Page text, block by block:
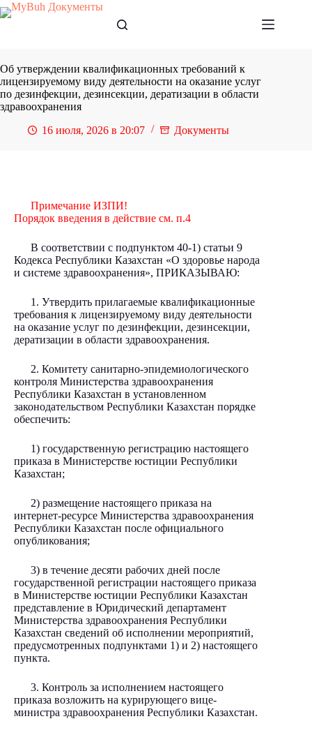
Перейти
к
Об утверждении квалификационных требований к
лицензируемому виду деятельности на оказание услуг
по дезинфекции, дезинсекции, дератизации в области
здравоохранения
16 июля, 2026 в 20:07
Документы
Примечание ИЗПИ!
Порядок введения в действие см. п.4
В соответствии с подпунктом 40-1) статьи 9
Кодекса Республики Казахстан «О здоровье народа
и системе здравоохранения», ПРИКАЗЫВАЮ:
1. Утвердить прилагаемые квалификационные
требования к лицензируемому виду деятельности
на оказание услуг по дезинфекции, дезинсекции,
дератизации в области здравоохранения.
2. Комитету санитарно-эпидемиологического
контроля Министерства здравоохранения
Республики Казахстан в установленном
законодательством Республики Казахстан порядке
обеспечить:
1) государственную регистрацию настоящего
приказа в Министерстве юстиции Республики
Казахстан;
2) размещение настоящего приказа на
интернет-ресурсе Министерства здравоохранения
Республики Казахстан после официального
опубликования;
3) в течение десяти рабочих дней после
государственной регистрации настоящего приказа
в Министерстве юстиции Республики Казахстан
представление в Юридический департамент
Министерства здравоохранения Республики
Казахстан сведений об исполнении мероприятий,
предусмотренных подпунктами 1) и 2) настоящего
пункта.
3. Контроль за исполнением настоящего
приказа возложить на курирующего вице-
министра здравоохранения Республики Казахстан.